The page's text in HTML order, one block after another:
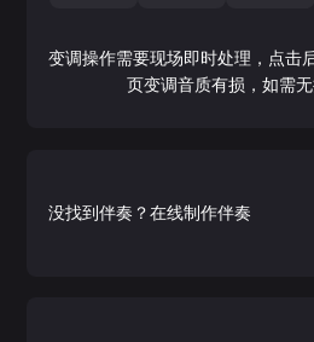
变调操作需要现场即时处理，点击
页变调音质有损，如需
没找到伴奏？在线制作伴奏